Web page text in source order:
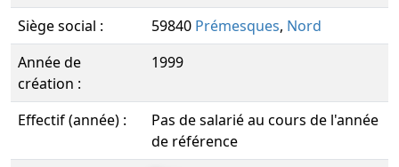
Siège social :
59840 Prémesques, Nord
Année de
création :
1999
Effectif (année) :
Pas de salarié au cours de l'année
de référence